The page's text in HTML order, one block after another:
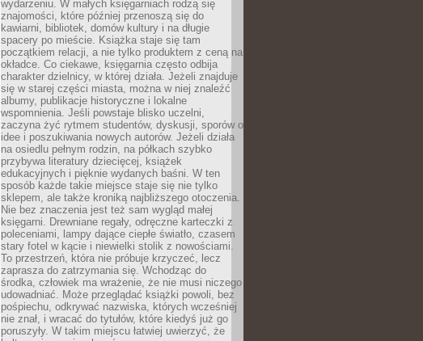
wydarzeniu. W małych księgarniach rodzą się
znajomości, które później przenoszą się do
kawiarni, bibliotek, domów kultury i na długie
spacery po mieście. Książka staje się tam
początkiem relacji, a nie tylko produktem z ceną na
okładce. Co ciekawe, księgarnia często odbija
charakter dzielnicy, w której działa. Jeżeli znajduje
się w starej części miasta, można w niej znaleźć
albumy, publikacje historyczne i lokalne
wspomnienia. Jeśli powstaje blisko uczelni,
zaczyna żyć rytmem studentów, dyskusji, sporów o
idee i poszukiwania nowych autorów. Jeżeli działa
na osiedlu pełnym rodzin, na półkach szybko
przybywa literatury dziecięcej, książek
edukacyjnych i pięknie wydanych baśni. W ten
sposób każde takie miejsce staje się nie tylko
sklepem, ale także kroniką najbliższego otoczenia.
Nie bez znaczenia jest też sam wygląd małej
księgarni. Drewniane regały, odręczne karteczki z
poleceniami, lampy dające ciepłe światło, czasem
stary fotel w kącie i niewielki stolik z nowościami.
To przestrzeń, która nie próbuje krzyczeć, lecz
zaprasza do zatrzymania się. Wchodząc do
środka, człowiek ma wrażenie, że nie musi niczego
udowadniać. Może przeglądać książki powoli, bez
pośpiechu, odkrywać nazwiska, których wcześniej
nie znał, i wracać do tytułów, które kiedyś już go
poruszyły. W takim miejscu łatwiej uwierzyć, że